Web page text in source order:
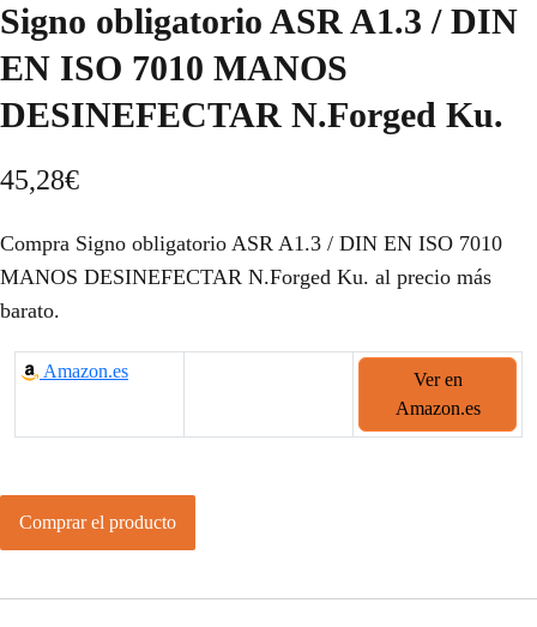
Signo obligatorio ASR A1.3 / DIN
EN ISO 7010 MANOS
DESINEFECTAR N.Forged Ku.
45,28€
Compra Signo obligatorio ASR A1.3 / DIN EN ISO 7010
MANOS DESINEFECTAR N.Forged Ku. al precio más
barato.
Amazon.es
Ver en
Amazon.es
Comprar el producto